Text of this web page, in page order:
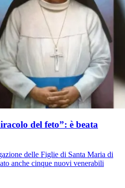
del feto”: è beata
delle Figlie di Santa Maria di
anche cinque nuovi venerabili